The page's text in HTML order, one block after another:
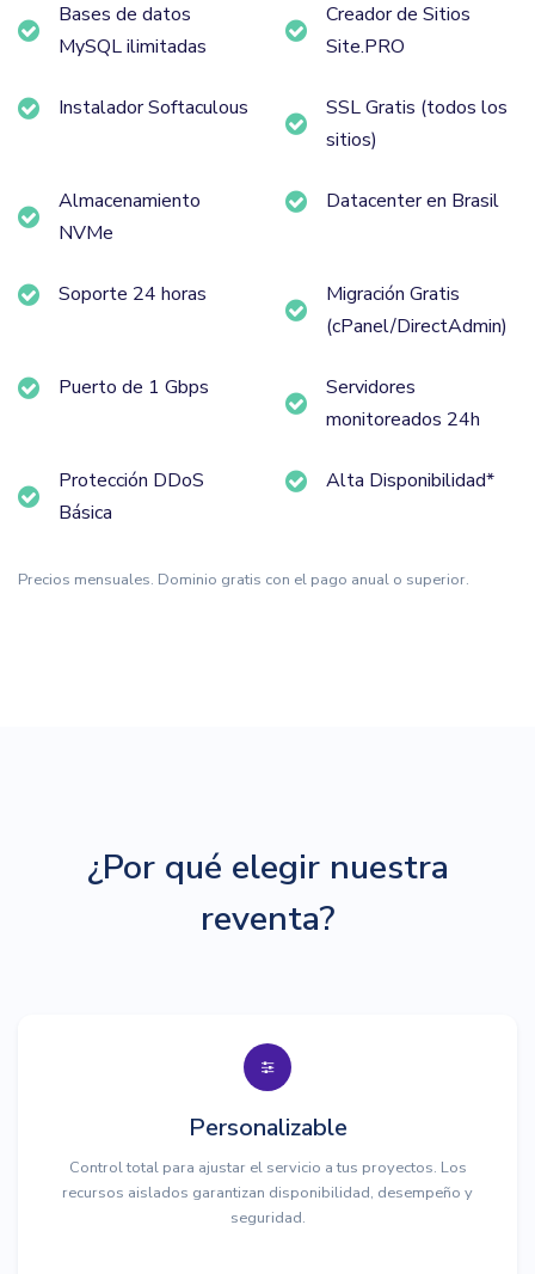
Bases de datos
MySQL ilimitadas
Creador de Sitios
Site.PRO
Instalador Softaculous
SSL Gratis (todos los
sitios)
Almacenamiento
NVMe
Datacenter en Brasil
Soporte 24 horas
Migración Gratis
(cPanel/DirectAdmin)
Puerto de 1 Gbps
Servidores
monitoreados 24h
Protección DDoS
Básica
Alta Disponibilidad*
Precios mensuales. Dominio gratis con el pago anual o superior.
¿Por qué elegir nuestra
reventa?
Personalizable
Control total para ajustar el servicio a tus proyectos. Los
recursos aislados garantizan disponibilidad, desempeño y
seguridad.